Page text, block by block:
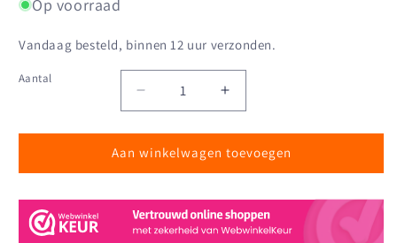
Op voorraad
Vandaag besteld, binnen 12 uur verzonden.
Aantal
Aantal
Aantal
verlagen
voor
Canceled
#2020
Aantal
verhogen
voor
Canceled
#2020
Aan winkelwagen toevoegen